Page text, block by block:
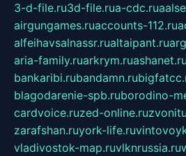
3-d-file.ru3d-file.rua-cdc.ru
airgungames.ruaccounts-112.ru
alfeihavsalnassr.rualtaipant.ru
aria-family.ruarkrym.ruashanet.ru
bankaribi.rubandamn.ru
blagodarenie-spb.ruborodino-
cardvoice.ruzed-online.ru
zarafshan.ruyork-life.ru
vladivostok-map.ruvlknrussia.ru